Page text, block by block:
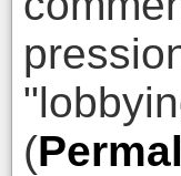
(